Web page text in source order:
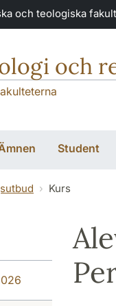
och teologiska
och
Student
Kurs